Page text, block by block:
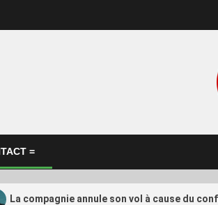
=
La compagnie annule son vol à cause du